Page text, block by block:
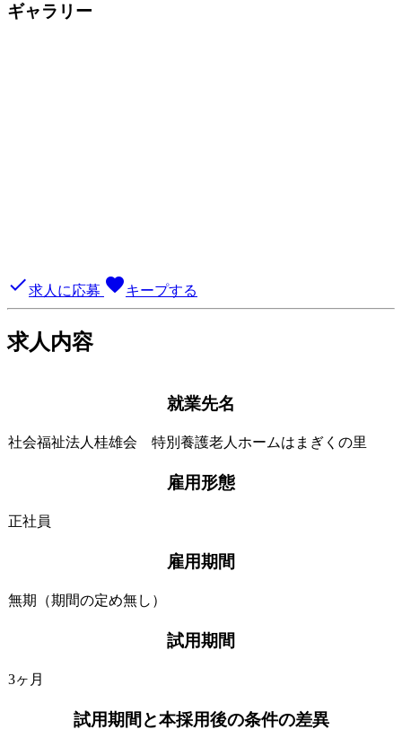
ギャラリー
done求人に応募 favoriteキープする
求人内容
就業先名
社会福祉法人桂雄会 特別養護老人ホームはまぎくの里
雇用形態
正社員
雇用期間
無期（期間の定め無し）
試用期間
3ヶ月
試用期間と本採用後の条件の差異